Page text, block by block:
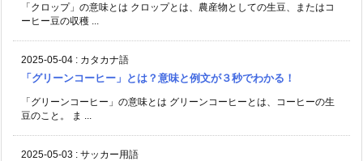
「クロップ」の意味とは クロップとは、農産物としての生豆、またはコ
ーヒー豆の収穫 ...
2025-05-04 : カタカナ語
「グリーンコーヒー」とは？意味と例文が３秒でわかる！
「グリーンコーヒー」の意味とは グリーンコーヒーとは、コーヒーの生
豆のこと。 ま ...
2025-05-03 : サッカー用語